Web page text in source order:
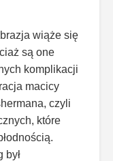
wiąże się
są one
komplikacji
macicy
czyli
które
był